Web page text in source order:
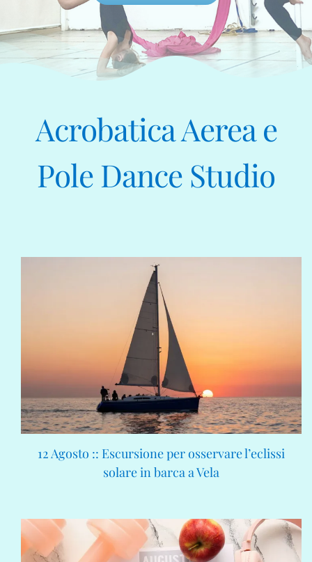
Acrobatica Aerea e
Pole Dance Studio
12 Agosto :: Escursione per osservare l’eclissi
solare in barca a Vela